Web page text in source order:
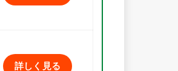
詳しく見る